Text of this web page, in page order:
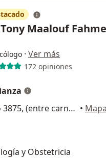
Maalouf Fahme
· Ver más
172 opiniones
Av. Nicolas Copernico 3875, (entre carnero y sagitario), Zapopan • Mapa
y Obstetricia